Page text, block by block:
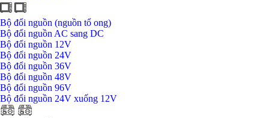
Bộ đổi nguồn (nguồn tổ ong)
Bộ đổi nguồn AC sang DC
Bộ đổi nguồn 12V
Bộ đổi nguồn 24V
Bộ đổi nguồn 36V
Bộ đổi nguồn 48V
Bộ đổi nguồn 96V
Bộ đổi nguồn 24V xuống 12V